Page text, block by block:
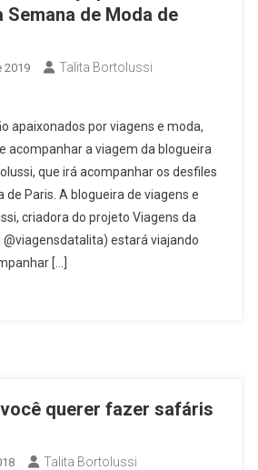
Semana de Moda de
2019 Talita Bortolussi
apaixonados por viagens e moda,
acompanhar a viagem da blogueira
que irá acompanhar os desfiles
de Paris. A blogueira de viagens e
criadora do projeto Viagens da
estará viajando
[…]
querer fazer safáris
Talita Bortolussi